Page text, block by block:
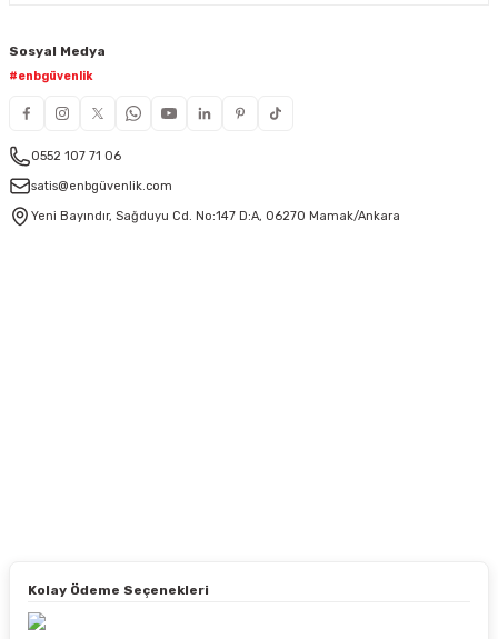
Sosyal Medya
#enbgüvenlik
0552 107 71 06
satis@enbgüvenlik.com
Yeni Bayındır, Sağduyu Cd. No:147 D:A, 06270 Mamak/Ankara
Kolay Ödeme Seçenekleri